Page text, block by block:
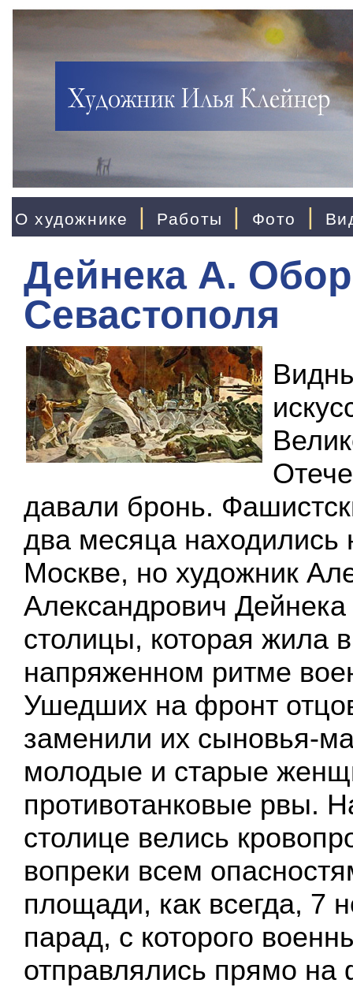
О художнике | Работы | Фото |
Дейнека А.
Севастополя
давали бронь.
два месяца находились
Москве, но художник
Александрович Дейнека
столицы, которая жила
напряженном ритме
Ушедших на фронт
заменили их сыновья-
молодые и старые
противотанковые рвы.
столице велись
вопреки всем
площади, как всегда, 7
парад, с которого
отправлялись прямо на